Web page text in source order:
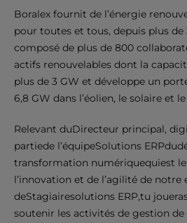
Boralex fournit de l’énergie
pour toutes et tous, depuis plus de
composé de plus de 800
actifs renouvelables dont la
plus de 3 GW et développe un
6,8 GW dans l’éolien, le solaire et
Relevant duDirecteur principal,
partiede l’équipeSolutions
transformation numériquequiest
l’innovation et de l’agilité de notre
deStagiairesolutions ERP,tu
soutenir les activités de gestion